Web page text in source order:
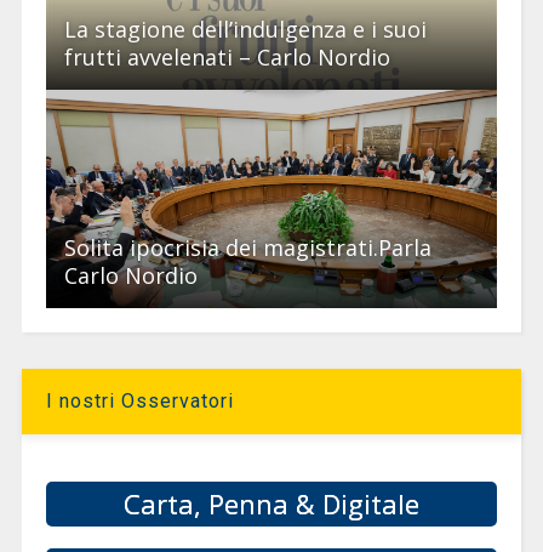
La stagione dell’indulgenza e i suoi
frutti avvelenati – Carlo Nordio
Solita ipocrisia dei magistrati.Parla
Carlo Nordio
I nostri Osservatori
Carta, Penna & Digitale